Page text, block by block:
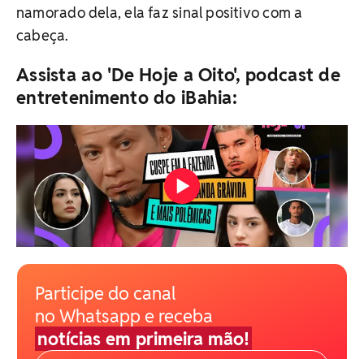
namorado dela, ela faz sinal positivo com a
cabeça.
Assista ao 'De Hoje a Oito', podcast de
entretenimento do iBahia:
Participe do canal
no Whatsapp e receba
notícias em primeira mão!